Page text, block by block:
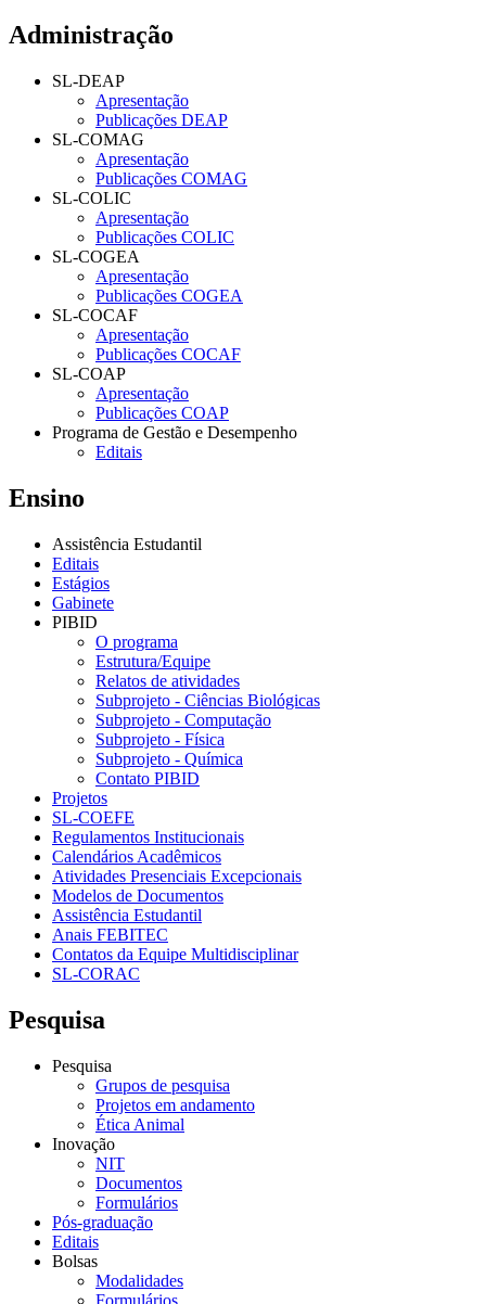
Administração
SL-DEAP
Apresentação
Publicações DEAP
SL-COMAG
Apresentação
Publicações COMAG
SL-COLIC
Apresentação
Publicações COLIC
SL-COGEA
Apresentação
Publicações COGEA
SL-COCAF
Apresentação
Publicações COCAF
SL-COAP
Apresentação
Publicações COAP
Programa de Gestão e Desempenho
Editais
Ensino
Assistência Estudantil
Editais
Estágios
Gabinete
PIBID
O programa
Estrutura/Equipe
Relatos de atividades
Subprojeto - Ciências Biológicas
Subprojeto - Computação
Subprojeto - Física
Subprojeto - Química
Contato PIBID
Projetos
SL-COEFE
Regulamentos Institucionais
Calendários Acadêmicos
Atividades Presenciais Excepcionais
Modelos de Documentos
Assistência Estudantil
Anais FEBITEC
Contatos da Equipe Multidisciplinar
SL-CORAC
Pesquisa
Pesquisa
Grupos de pesquisa
Projetos em andamento
Ética Animal
Inovação
NIT
Documentos
Formulários
Pós-graduação
Editais
Bolsas
Modalidades
Formulários